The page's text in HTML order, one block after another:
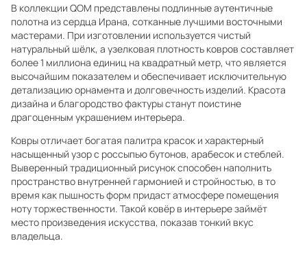
В коллекции QOM представлены подлинные аутентичные
полотна из сердца Ирана, сотканные лучшими восточными
мастерами. При изготовлении используется чистый
натуральный шёлк, а узелковая плотность ковров составляет
более 1 миллиона единиц на квадратный метр, что является
высочайшим показателем и обеспечивает исключительную
детализацию орнамента и долговечность изделий. Красота
дизайна и благородство фактуры станут поистине
драгоценным украшением интерьера.
Ковры отличает богатая палитра красок и характерный
насыщенный узор с россыпью бутонов, арабесок и стеблей.
Выверенный традиционный рисунок способен наполнить
пространство внутренней гармонией и стройностью, в то
время как пышность форм придаст атмосфере помещения
ноту торжественности. Такой ковёр в интерьере займёт
место произведения искусства, показав тонкий вкус
владельца.